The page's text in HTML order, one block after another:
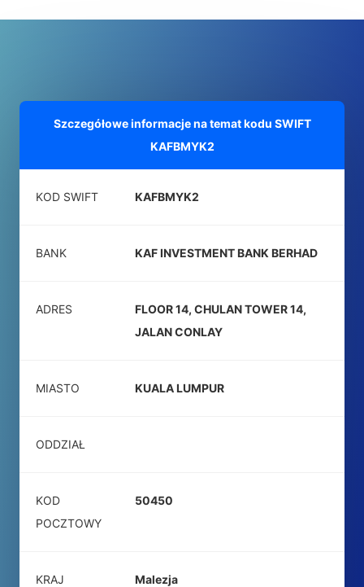
Szczegółowe informacje na temat kodu SWIFT
KAFBMYK2
KOD SWIFT KAFBMYK2
BANK KAF INVESTMENT BANK BERHAD
ADRES
FLOOR 14, CHULAN TOWER 14,
JALAN CONLAY
MIASTO KUALA LUMPUR
ODDZIAŁ
KOD
POCZTOWY
50450
KRAJ Malezja